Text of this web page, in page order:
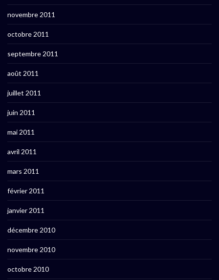
novembre 2011
octobre 2011
septembre 2011
août 2011
juillet 2011
juin 2011
mai 2011
avril 2011
mars 2011
février 2011
janvier 2011
décembre 2010
novembre 2010
octobre 2010